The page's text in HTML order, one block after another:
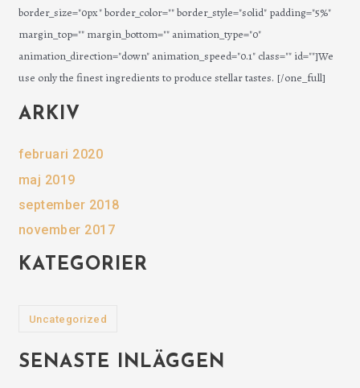
e
r
border_size="0px" border_color="" border_style="solid" padding="5%"
margin_top="" margin_bottom="" animation_type="0"
animation_direction="down" animation_speed="0.1" class="" id=""]We
use only the finest ingredients to produce stellar tastes. [/one_full]
ARKIV
februari 2020
maj 2019
september 2018
november 2017
KATEGORIER
Uncategorized
SENASTE INLÄGGEN